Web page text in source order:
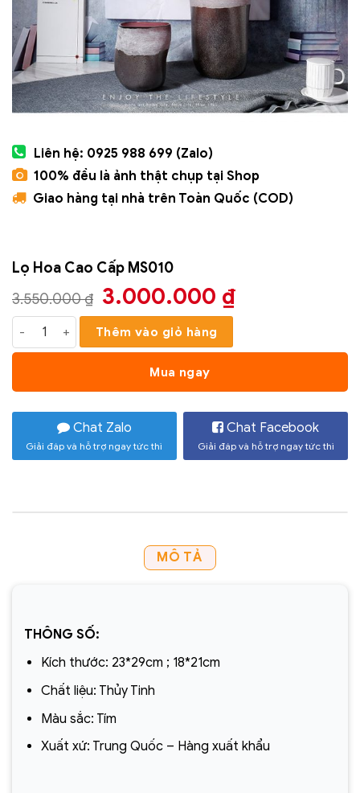
Liên hệ: 0925 988 699 (Zalo)
100% đều là ảnh thật chụp tại Shop
Giao hàng tại nhà trên Toàn Quốc (COD)
Lọ Hoa Cao Cấp MS010
3.550.000₫ Giá
gốc
là:
3.550.000 ₫.
3.000.000 ₫Giá
3.000.000
Lọ Hoa Cao Cấp MS010 số lượng
Thêm vào giỏ hàng
Mua ngay
Chat Zalo
Giải đáp và hỗ trợ ngay tức thì
Chat Facebook
Giải đáp và hỗ trợ ngay tức thì
MÔ TẢ
THÔNG SỐ:
Kích thước: 23*29cm ; 18*21cm
Chất liệu: Thủy Tinh
Màu sắc: Tím
Xuất xứ: Trung Quốc – Hàng xuất khẩu